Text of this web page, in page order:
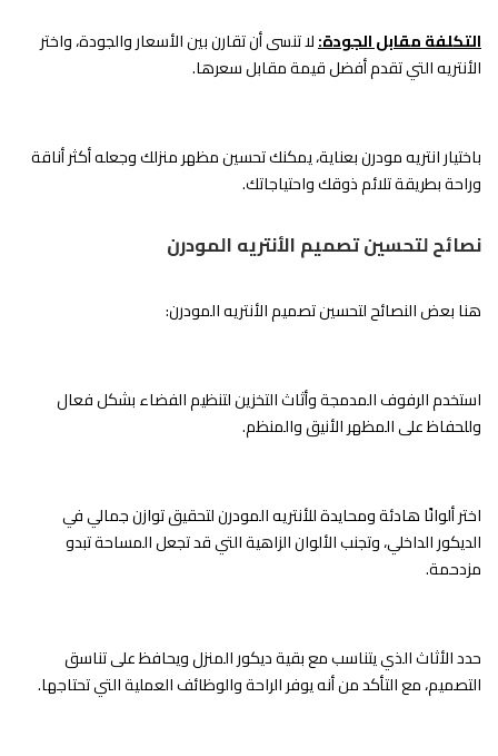
التكلفة مقابل الجودة:لا تنسى أن تقارن بين الأسعار والجودة، واختر
الأنتريه التي تقدم أفضل قيمة مقابل سعرها.
باختيار انتريه مودرن بعناية، يمكنك تحسين مظهر منزلك وجعله أكثر أناقة
وراحة بطريقة تلائم ذوقك واحتياجاتك.
نصائح لتحسين تصميم الأنتريه المودرن
هنا بعض النصائح لتحسين تصميم الأنتريه المودرن:
استخدم الرفوف المدمجة وأثاث التخزين لتنظيم الفضاء بشكل فعال
وللحفاظ على المظهر الأنيق والمنظم.
اختر ألوانًا هادئة ومحايدة للأنتريه المودرن لتحقيق توازن جمالي في
الديكور الداخلي، وتجنب الألوان الزاهية التي قد تجعل المساحة تبدو
مزدحمة.
حدد الأثاث الذي يتناسب مع بقية ديكور المنزل ويحافظ على تناسق
التصميم، مع التأكد من أنه يوفر الراحة والوظائف العملية التي تحتاجها.